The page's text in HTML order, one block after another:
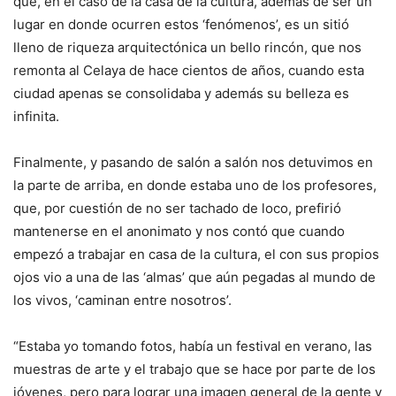
lugar en donde ocurren estos ‘fenómenos’, es un sitió
lleno de riqueza arquitectónica un bello rincón, que nos
remonta al Celaya de hace cientos de años, cuando esta
ciudad apenas se consolidaba y además su belleza es
infinita.
Finalmente, y pasando de salón a salón nos detuvimos en
la parte de arriba, en donde estaba uno de los profesores,
que, por cuestión de no ser tachado de loco, prefirió
mantenerse en el anonimato y nos contó que cuando
empezó a trabajar en casa de la cultura, el con sus propios
ojos vio a una de las ‘almas’ que aún pegadas al mundo de
los vivos, ‘caminan entre nosotros’.
“Estaba yo tomando fotos, había un festival en verano, las
muestras de arte y el trabajo que se hace por parte de los
jóvenes, pero para lograr una imagen general de la gente y